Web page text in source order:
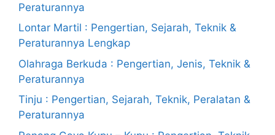
Peraturannya
Lontar Martil : Pengertian, Sejarah, Teknik &
Peraturannya Lengkap
Olahraga Berkuda : Pengertian, Jenis, Teknik &
Peraturannya
Tinju : Pengertian, Sejarah, Teknik, Peralatan &
Peraturannya